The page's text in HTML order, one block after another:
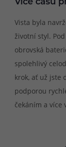
Více času
Vista byla
životní styl.
obrovská
spolehlivý
krok, ať už jste
podporou
čekáním a více